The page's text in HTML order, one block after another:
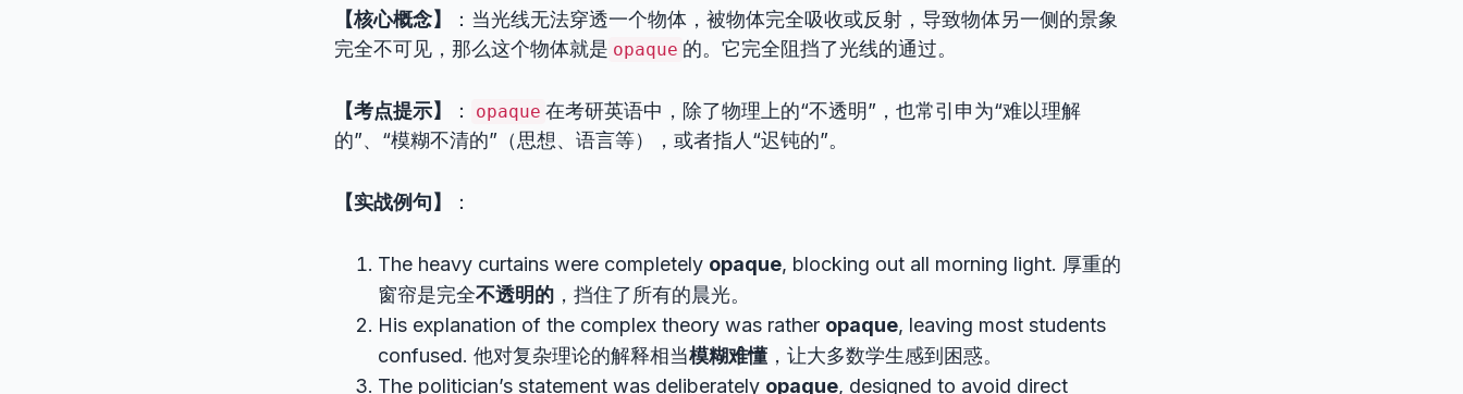
【核心概念】
：当光线无法穿透一个物体，被物体完全吸收或反射，导致物体另一侧的景象
完全不可见，那么这个物体就是 opaque 的。它完全阻挡了光线的通过。
【考点提示】 ： opaque 在考研英语中，除了物理上的“不透明”，也常引申为“难以理解
的”、“模糊不清的”（思想、语言等），或者指人“迟钝的”。
【实战例句】 ：
The heavy curtains were completely opaque, blocking out all morning light. 厚重的
窗帘是完全不透明的 ，挡住了所有的晨光。
His explanation of the complex theory was rather opaque, leaving most students
confused. 他对复杂理论的解释相当模糊难懂 ，让大多数学生感到困惑。
The politician’s statement was deliberately opaque, designed to avoid direct